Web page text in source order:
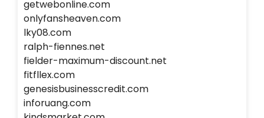
getwebonline.com
onlyfansheaven.com
lky08.com
ralph-fiennes.net
fielder-maximum-discount.net
fitfllex.com
genesisbusinesscredit.com
inforuang.com